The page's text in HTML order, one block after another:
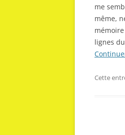
me
même,
lignes
Cette